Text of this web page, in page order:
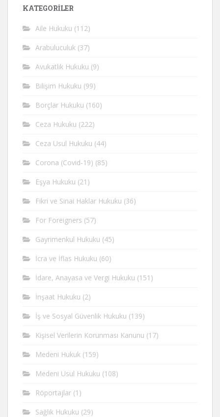
KATEGORİLER
Aile Hukuku (112)
Arabuluculuk (37)
Avukatlık Hukuku (9)
Bilişim Hukuku (99)
Borçlar Hukuku (160)
Ceza Hukuku (222)
Ceza Usul Hukuku (44)
Corona (Covid-19) (85)
Eşya Hukuku (21)
Fikri ve Sinai Haklar Hukuku (36)
For Foreigners (57)
Gayrimenkul Hukuku (45)
İcra ve İflas Hukuku (60)
İdare, Anayasa ve Vergi Hukuku (151)
İnşaat Hukuku (2)
İş ve Sosyal Güvenlik Hukuku (139)
Kişisel Verilerin Korunması Kanunu (17)
Medeni Hukuk (159)
Medeni Usul Hukuku (108)
Röportajlar (1)
Sağlık Hukuku (29)